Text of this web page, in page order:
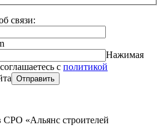
связи:
Нажимая
с политикой
Отправить
СРО «Альянс строителей